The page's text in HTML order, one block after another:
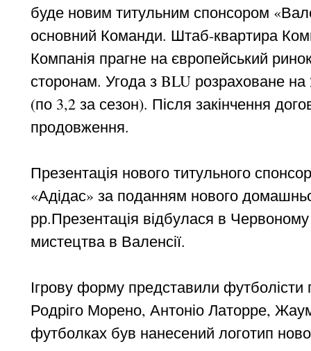
буде новим титульним спонсором
основний Команди. Штаб-квартира
Компанія прагне на європейський
сторонам. Угода з BLU розраховане
(по 3,2 за сезон). Після закінчення
продовження.
Презентація нового титульного
«Адідас» за поданням нового
рр.Презентація відбулася в
мистецтва в Валенсії.
Ігрову форму представили
Родріго Морено, Антоніо Латорре,
футболках був нанесений логотип